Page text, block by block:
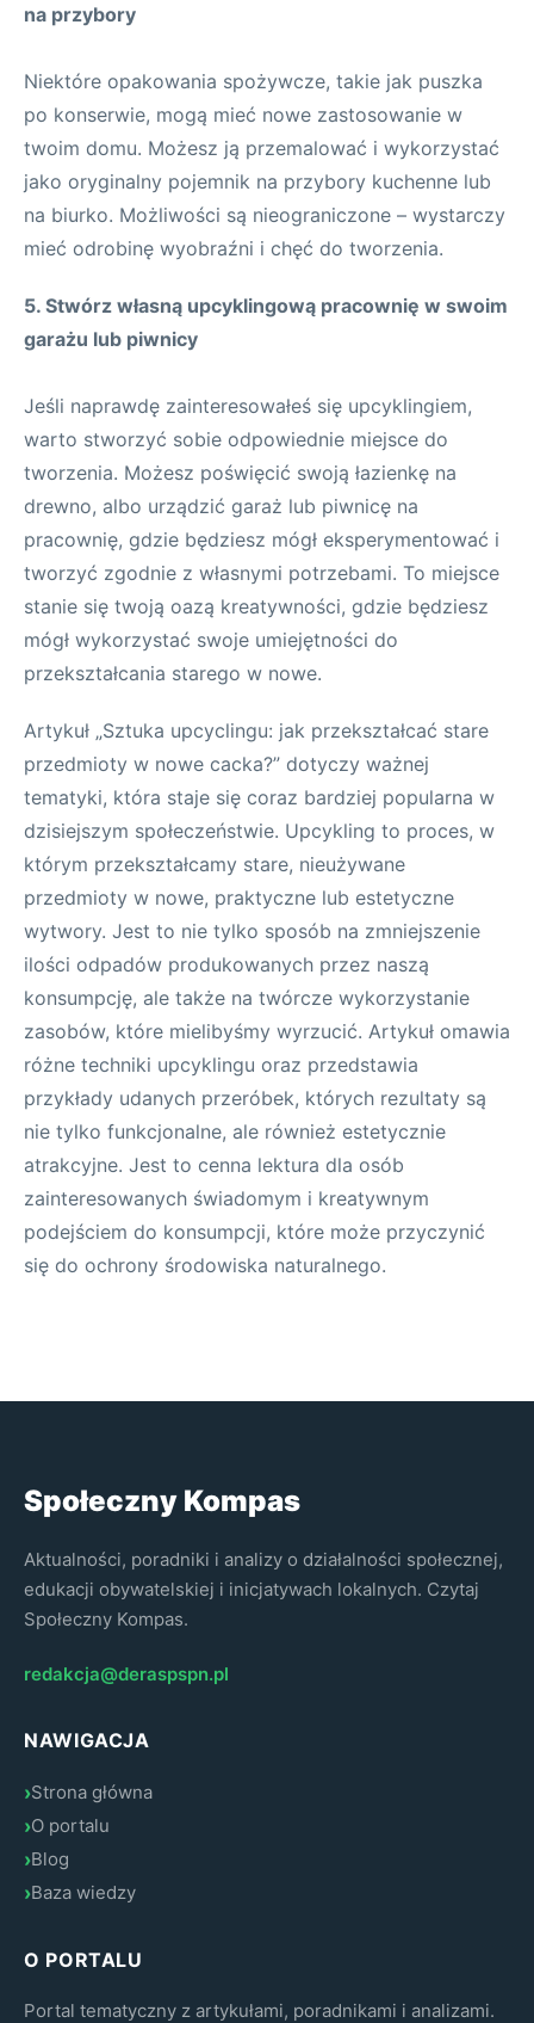
na przybory
Niektóre opakowania spożywcze, takie jak puszka
po konserwie, mogą mieć nowe zastosowanie w
twoim domu. Możesz ją przemalować i wykorzystać
jako oryginalny pojemnik na przybory kuchenne lub
na biurko. Możliwości są nieograniczone – wystarczy
mieć odrobinę wyobraźni i chęć do tworzenia.
5. Stwórz własną upcyklingową pracownię w swoim
garażu lub piwnicy
Jeśli naprawdę zainteresowałeś się upcyklingiem,
warto stworzyć sobie odpowiednie miejsce do
tworzenia. Możesz poświęcić swoją łazienkę na
drewno, albo urządzić garaż lub piwnicę na
pracownię, gdzie będziesz mógł eksperymentować i
tworzyć zgodnie z własnymi potrzebami. To miejsce
stanie się twoją oazą kreatywności, gdzie będziesz
mógł wykorzystać swoje umiejętności do
przekształcania starego w nowe.
Artykuł „Sztuka upcyclingu: jak przekształcać stare
przedmioty w nowe cacka?” dotyczy ważnej
tematyki, która staje się coraz bardziej popularna w
dzisiejszym społeczeństwie. Upcykling to proces, w
którym przekształcamy stare, nieużywane
przedmioty w nowe, praktyczne lub estetyczne
wytwory. Jest to nie tylko sposób na zmniejszenie
ilości odpadów produkowanych przez naszą
konsumpcję, ale także na twórcze wykorzystanie
zasobów, które mielibyśmy wyrzucić. Artykuł omawia
różne techniki upcyklingu oraz przedstawia
przykłady udanych przeróbek, których rezultaty są
nie tylko funkcjonalne, ale również estetycznie
atrakcyjne. Jest to cenna lektura dla osób
zainteresowanych świadomym i kreatywnym
podejściem do konsumpcji, które może przyczynić
się do ochrony środowiska naturalnego.
Społeczny Kompas
Aktualności, poradniki i analizy o działalności społecznej,
edukacji obywatelskiej i inicjatywach lokalnych. Czytaj
Społeczny Kompas.
redakcja@deraspspn.pl
NAWIGACJA
Strona główna
O portalu
Blog
Baza wiedzy
O PORTALU
Portal tematyczny z artykułami, poradnikami i analizami.